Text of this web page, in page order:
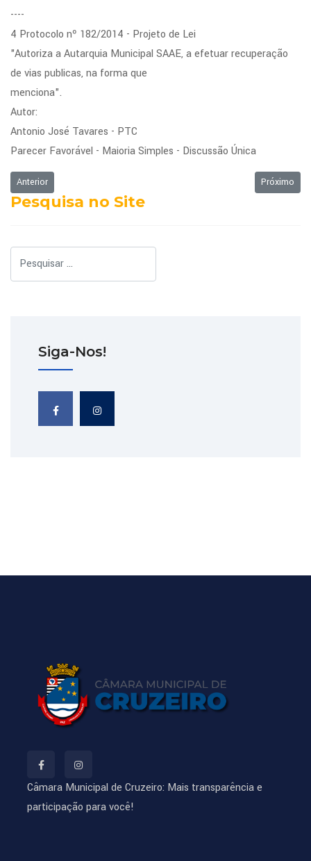
----
4 Protocolo nº 182/2014 - Projeto de Lei
"Autoriza a Autarquia Municipal SAAE, a efetuar recuperação
de vias publicas, na forma que
menciona".
Autor:
Antonio José Tavares - PTC
Parecer Favorável - Maioria Simples - Discussão Única
Artigo anterior: Ordem do Dia da Sessão Ordinária de 10/03/2014
Anterior Próximo
Próximo
Pesquisa no Site
Siga-Nos!
Câmara Municipal de Cruzeiro: Mais transparência e
participação para você!